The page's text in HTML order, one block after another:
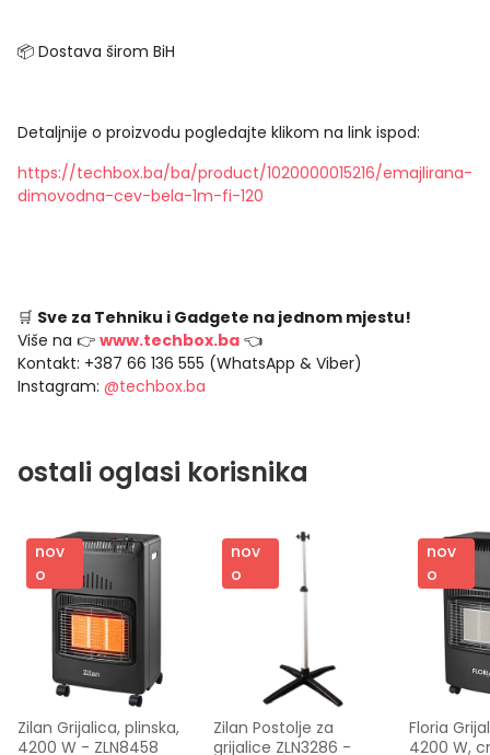
📦 Dostava širom BiH
Detaljnije o proizvodu pogledajte klikom na link ispod:
https://techbox.ba/ba/product/1020000015216/emajlirana-
dimovodna-cev-bela-1m-fi-120
🛒 Sve za Tehniku i Gadgete na jednom mjestu!
Više na 👉 www.techbox.ba 👈
Kontakt: +387 66 136 555 (WhatsApp & Viber)
Instagram: @techbox.ba
ostali oglasi korisnika
nov
o
Zilan Grijalica, plinska,
4200 W - ZLN8458
nov
o
Zilan Postolje za
grijalice ZLN3286 -
nov
o
Floria
4200 W,